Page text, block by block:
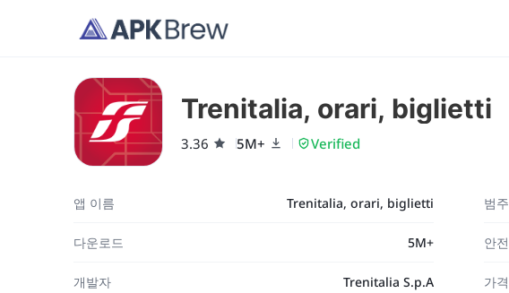
Trenitalia, orari, biglietti
3.36 5M+ Verified
앱 이름 Trenitalia, orari, biglietti 범주
다운로드 5M+ 안전
개발자 Trenitalia S.p.A 가격